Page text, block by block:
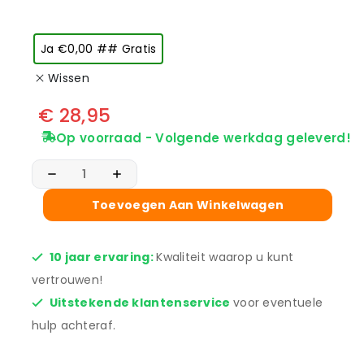
Ja €0,00 ## Gratis
Wissen
€ 28,95
Op voorraad - Volgende werkdag geleverd!
Toevoegen Aan Winkelwagen
10 jaar ervaring:Kwaliteit waarop u kunt
vertrouwen!
Uitstekende klantenservice voor eventuele
hulp achteraf.